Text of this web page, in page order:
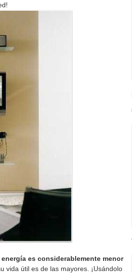
es considerablemente menor
vida útil es de las mayores. ¡Usándolo